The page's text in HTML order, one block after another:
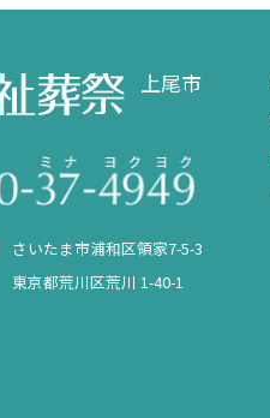
上尾市
さいたま市浦和区領家7-5-3
東京都荒川区荒川 1-40-1